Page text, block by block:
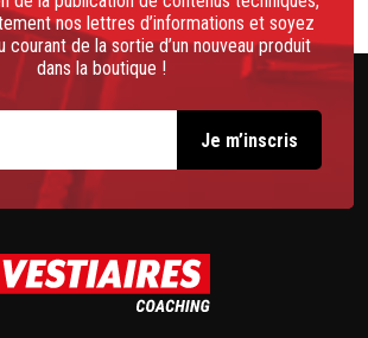
nos lettres d’informations et soyez
courant de la sortie d’un nouveau produit
dans la boutique !